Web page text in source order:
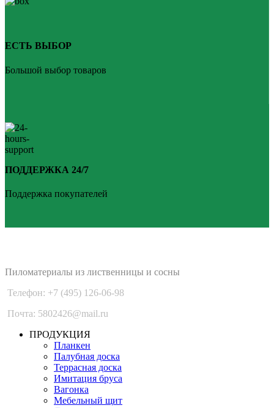
ЕСТЬ ВЫБОР
Большой выбор товаров
ПОДДЕРЖКА 24/7
Поддержка покупателей
Пиломатериалы из лиственницы и сосны
Телефон: +7 (495) 126-06-98
Почта: 5802426@mail.ru
ПРОДУКЦИЯ
Планкен
Палубная доска
Террасная доска
Имитация бруса
Вагонка
Мебельный щит